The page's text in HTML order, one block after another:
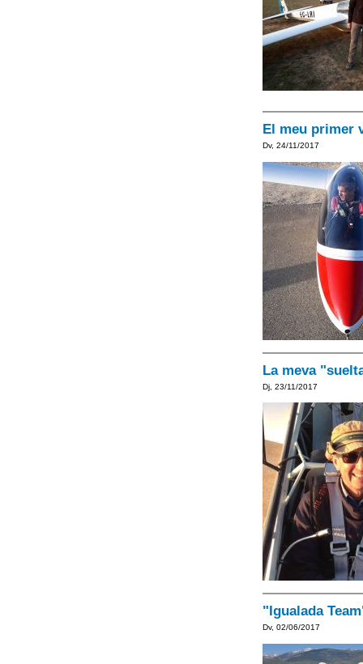
El meu primer
Dv, 24/11/2017
La meva
Dj, 23/11/2017
"Igualada
Dv, 02/06/2017